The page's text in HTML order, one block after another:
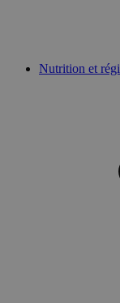
Nutrition et